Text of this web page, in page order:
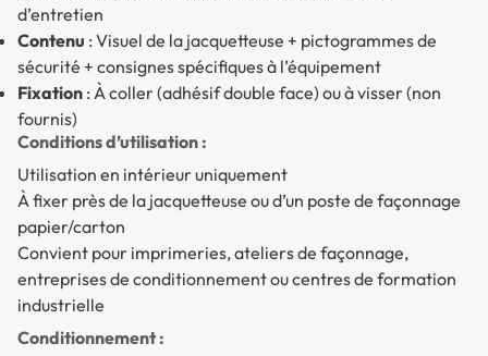
d’entretien
Contenu : Visuel de la jacquetteuse + pictogrammes de
sécurité + consignes spécifiques à l’équipement
Fixation : À coller (adhésif double face) ou à visser (non
fournis)
Conditions d’utilisation :
Utilisation en intérieur uniquement
À fixer près de la jacquetteuse ou d’un poste de façonnage
papier/carton
Convient pour imprimeries, ateliers de façonnage,
entreprises de conditionnement ou centres de formation
industrielle
Conditionnement :